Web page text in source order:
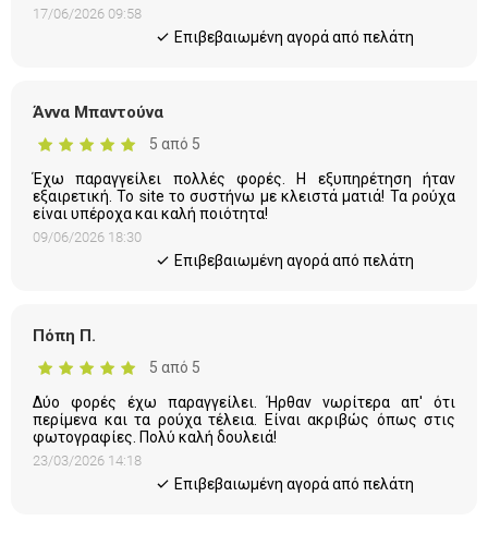
17/06/2026 09:58
Eπιβεβαιωμένη αγορά από πελάτη
Άννα Μπαντούνα
5 από 5
Έχω παραγγείλει πολλές φορές. Η εξυπηρέτηση ήταν
εξαιρετική. Το site το συστήνω με κλειστά ματιά! Τα ρούχα
είναι υπέροχα και καλή ποιότητα!
09/06/2026 18:30
Eπιβεβαιωμένη αγορά από πελάτη
Πόπη Π.
5 από 5
Δύο φορές έχω παραγγείλει. Ήρθαν νωρίτερα απ' ότι
περίμενα και τα ρούχα τέλεια. Είναι ακριβώς όπως στις
φωτογραφίες. Πολύ καλή δουλειά!
23/03/2026 14:18
Eπιβεβαιωμένη αγορά από πελάτη